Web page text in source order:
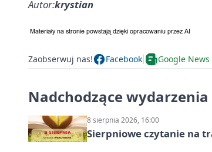
Autor:krystian
Zaobserwuj nas! Facebook Google News
Nadchodzące wydarzenia
8 sierpnia 2026, 16:00
Sierpniowe czytanie na